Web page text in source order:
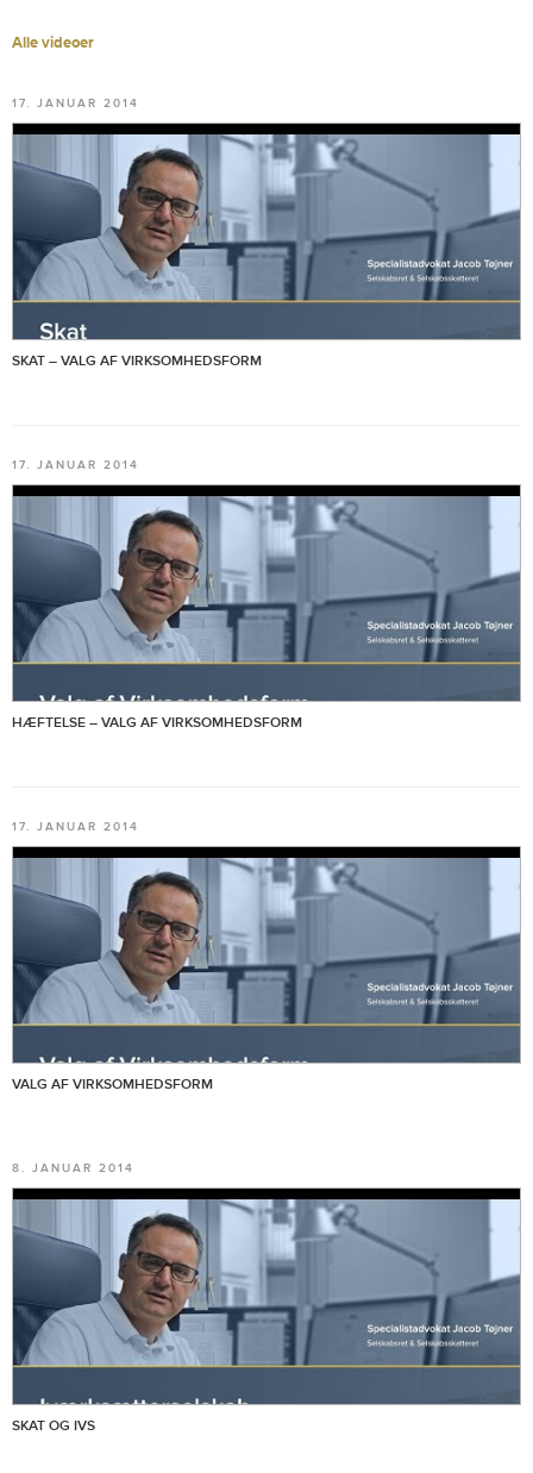
Alle videoer
17. JANUAR 2014
SKAT – VALG AF VIRKSOMHEDSFORM
17. JANUAR 2014
HÆFTELSE – VALG AF VIRKSOMHEDSFORM
17. JANUAR 2014
VALG AF VIRKSOMHEDSFORM
8. JANUAR 2014
SKAT OG IVS